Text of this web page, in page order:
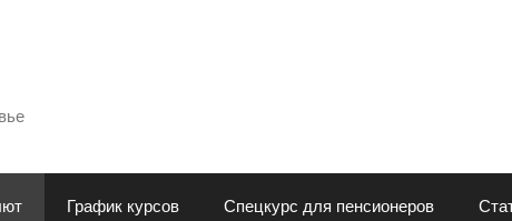
График курсов Спецкурс для пенсионеров